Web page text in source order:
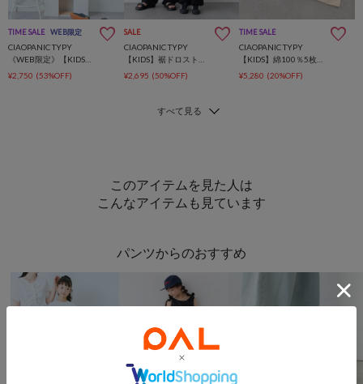
TIME SALE WEB限定
CIAOPANIC TYPY
¥2,750 (53%OFF)
SALE
CIAOPANIC TYPY
¥2,695 (50%OFF)
TIME SALE
CIAOPANIC TYPY
¥5,280 (20%OFF)
このアイテムを見た人は
こんなアイテムも見ています
パンツからのおすすめ